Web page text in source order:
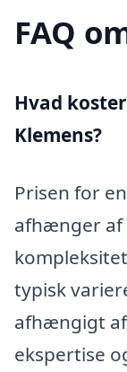
FAQ
Hvad
Klemens?
Prisen for
afhænger af
typisk
afhængigt
ekspertise